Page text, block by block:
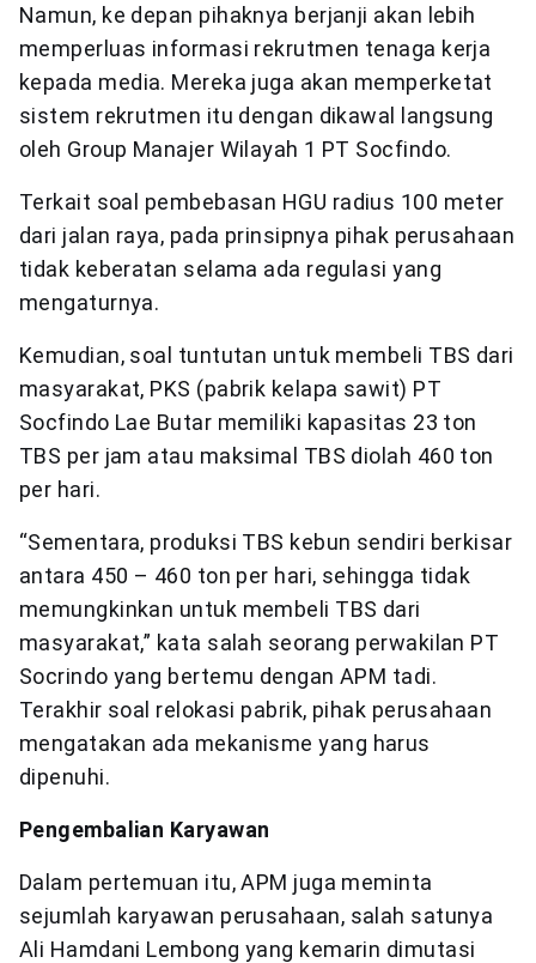
Namun, ke depan pihaknya berjanji akan lebih
memperluas informasi rekrutmen tenaga kerja
kepada media. Mereka juga akan memperketat
sistem rekrutmen itu dengan dikawal langsung
oleh Group Manajer Wilayah 1 PT Socfindo.
Terkait soal pembebasan HGU radius 100 meter
dari jalan raya, pada prinsipnya pihak perusahaan
tidak keberatan selama ada regulasi yang
mengaturnya.
Kemudian, soal tuntutan untuk membeli TBS dari
masyarakat, PKS (pabrik kelapa sawit) PT
Socfindo Lae Butar memiliki kapasitas 23 ton
TBS per jam atau maksimal TBS diolah 460 ton
per hari.
“Sementara, produksi TBS kebun sendiri berkisar
antara 450 – 460 ton per hari, sehingga tidak
memungkinkan untuk membeli TBS dari
masyarakat,” kata salah seorang perwakilan PT
Socrindo yang bertemu dengan APM tadi.
Terakhir soal relokasi pabrik, pihak perusahaan
mengatakan ada mekanisme yang harus
dipenuhi.
Pengembalian Karyawan
Dalam pertemuan itu, APM juga meminta
sejumlah karyawan perusahaan, salah satunya
Ali Hamdani Lembong yang kemarin dimutasi